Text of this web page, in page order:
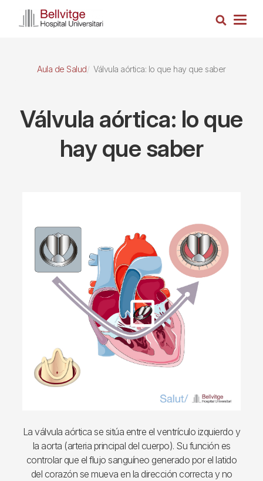
Busca
Aula de Salud Válvula aórtica: lo que hay que saber
Válvula aórtica: lo que
hay que saber
La válvula aórtica se sitúa entre el ventrículo izquierdo y
la aorta (arteria principal del cuerpo). Su función es
controlar que el flujo sanguíneo generado por el latido
del corazón se mueva en la dirección correcta y no